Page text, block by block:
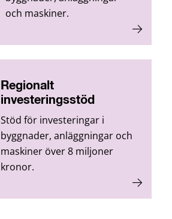
och maskiner.
Regionalt
investeringsstöd
Stöd för investeringar i
byggnader, anläggningar och
maskiner över 8 miljoner
kronor.